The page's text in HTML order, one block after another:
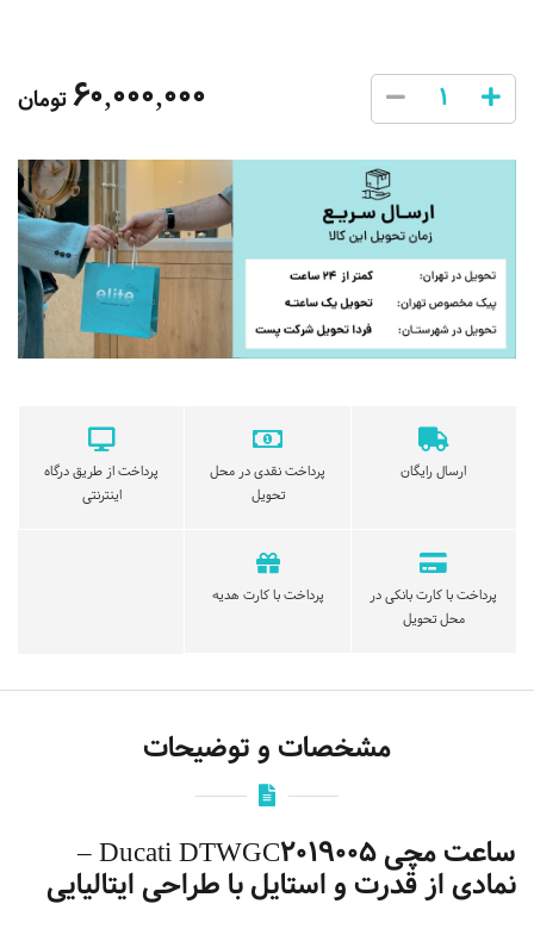
60,000,000تومان
ارسال رایگان
پرداخت نقدی در محل
تحویل
پرداخت از طریق درگاه
اینترنتی
پرداخت با کارت بانکی در
محل تحویل
پرداخت با کارت هدیه
مشخصات و توضیحات
ساعت مچی Ducati DTWGC2019005 –
نمادی از قدرت و استایل با طراحی ایتالیایی